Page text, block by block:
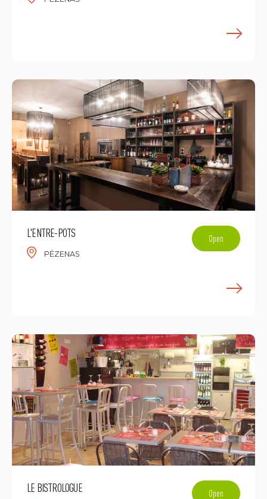
L'ENTRE-POTS
PÉZENAS
Open
LE BISTROLOGUE Open